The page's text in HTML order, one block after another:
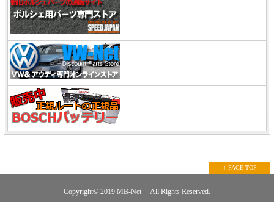
↑ PAGE TOP
Copyright© 2019 MB-Net All Rights Reserved.